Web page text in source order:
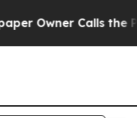
Calls the